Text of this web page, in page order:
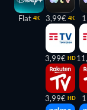
Flat 4K 3,99€ 4K
3,99€ HD
3,99€ HD